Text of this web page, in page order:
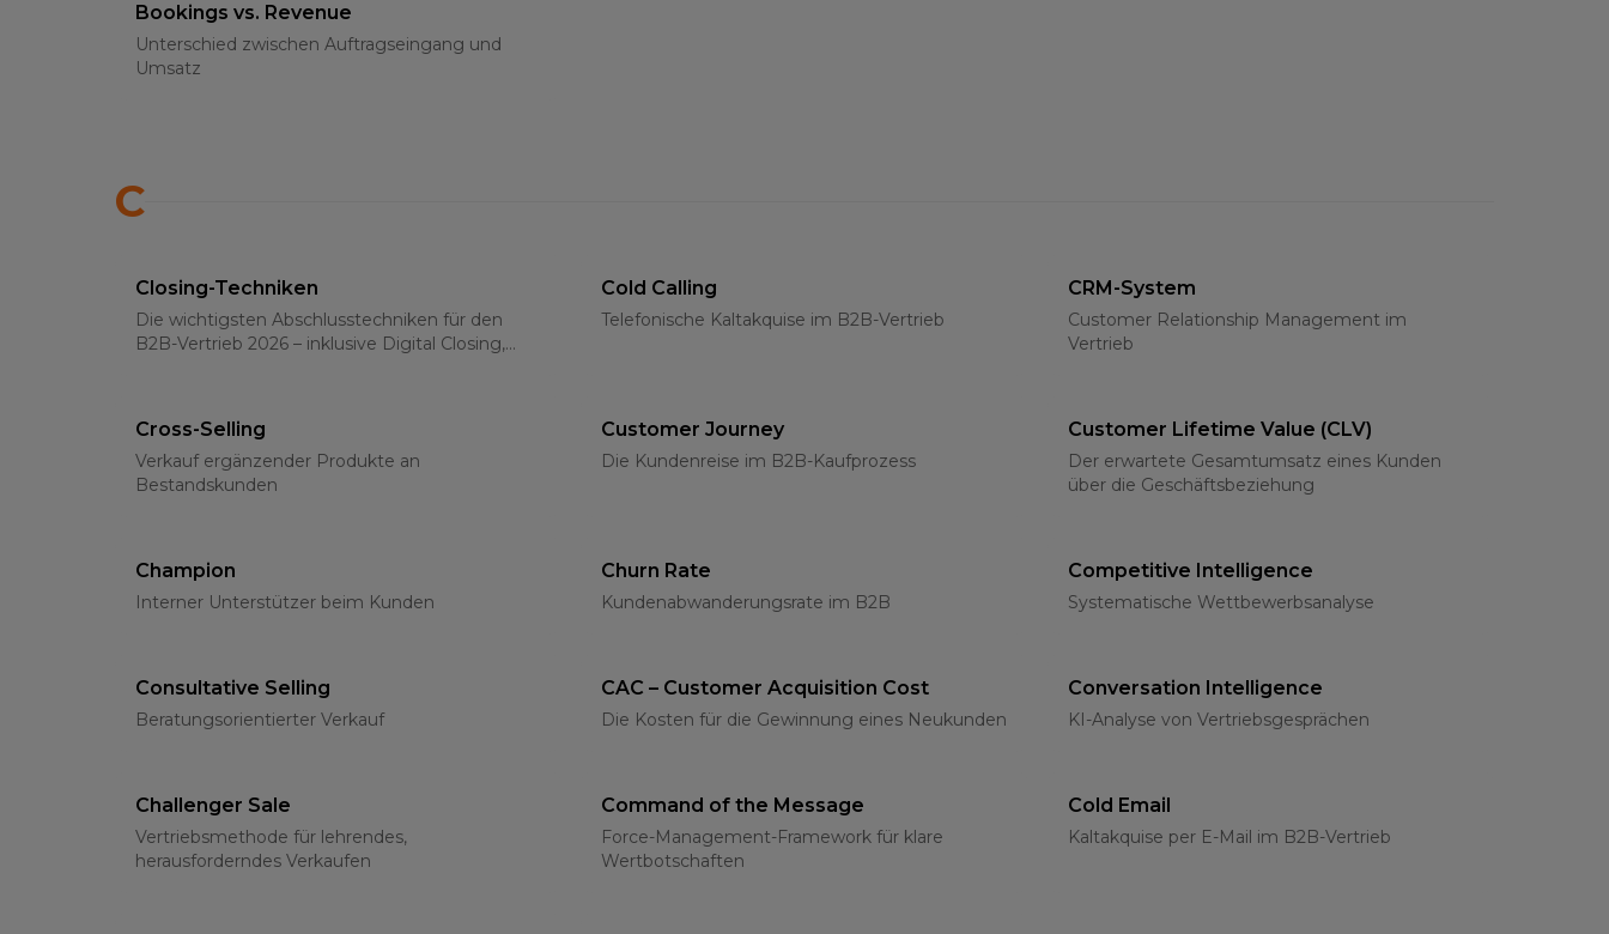
Bookings vs. Revenue
Unterschied zwischen Auftragseingang und
Umsatz
C
Closing-Techniken
Die wichtigsten Abschlusstechniken für den
B2B-Vertrieb 2026 – inklusive Digital Closing,
Cold Calling
Telefonische Kaltakquise im B2B-Vertrieb
CRM-System
Customer Relationship Management im
Vertrieb
Cross-Selling
Verkauf ergänzender Produkte an
Bestandskunden
Customer Journey
Die Kundenreise im B2B-Kaufprozess
Customer Lifetime Value (CLV)
Der erwartete Gesamtumsatz eines Kunden
über die Geschäftsbeziehung
Champion
Interner Unterstützer beim Kunden
Churn Rate
Kundenabwanderungsrate im B2B
Competitive Intelligence
Systematische Wettbewerbsanalyse
Consultative Selling
Beratungsorientierter Verkauf
CAC – Customer Acquisition Cost
Die Kosten für die Gewinnung eines Neukunden
Conversation Intelligence
KI-Analyse von Vertriebsgesprächen
Challenger Sale
Vertriebsmethode für lehrendes,
herausforderndes Verkaufen
Command of the Message
Force-Management-Framework für klare
Wertbotschaften
Cold Email
Kaltakquise per E-Mail im B2B-Vertrieb